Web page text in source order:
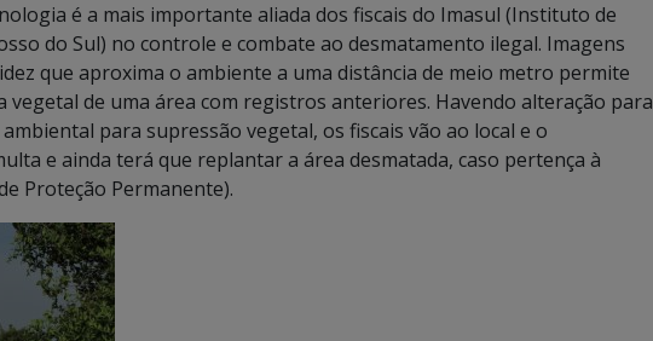
é a mais importante aliada dos fiscais do Imasul (Instituto de
do Sul) no controle e combate ao desmatamento ilegal. Imagens
que aproxima o ambiente a uma distância de meio metro permite
vegetal de uma área com registros anteriores. Havendo alteração para
para supressão vegetal, os fiscais vão ao local e o
e ainda terá que replantar a área desmatada, caso pertença à
Proteção Permanente).